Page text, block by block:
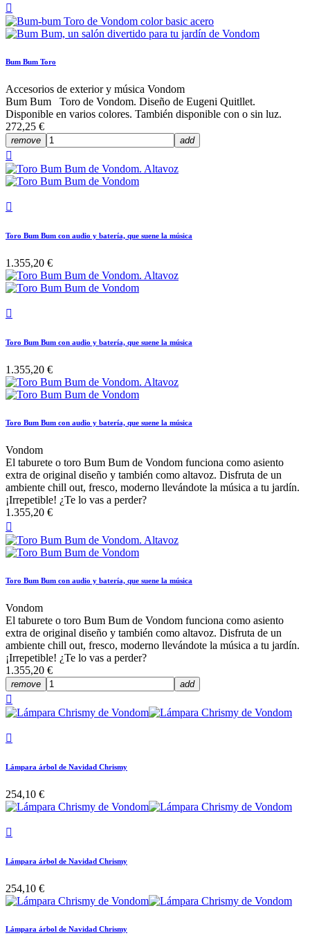

Bum Bum Toro
Accesorios de exterior y música Vondom
Bum Bum Toro de Vondom. Diseño de Eugeni Quitllet.
Disponible en varios colores. También disponible con o sin luz.
272,25 €
remove add


Toro Bum Bum con audio y batería, que suene la música
1.355,20 €

Toro Bum Bum con audio y batería, que suene la música
1.355,20 €
Toro Bum Bum con audio y batería, que suene la música
Vondom
El taburete o toro Bum Bum de Vondom funciona como asiento
extra de original diseño y también como altavoz. Disfruta de un
ambiente chill out, fresco, moderno llevándote la música a tu jardín.
¡Irrepetible! ¿Te lo vas a perder?
1.355,20 €

Toro Bum Bum con audio y batería, que suene la música
Vondom
El taburete o toro Bum Bum de Vondom funciona como asiento
extra de original diseño y también como altavoz. Disfruta de un
ambiente chill out, fresco, moderno llevándote la música a tu jardín.
¡Irrepetible! ¿Te lo vas a perder?
1.355,20 €
remove add


Lámpara árbol de Navidad Chrismy
254,10 €

Lámpara árbol de Navidad Chrismy
254,10 €
Lámpara árbol de Navidad Chrismy